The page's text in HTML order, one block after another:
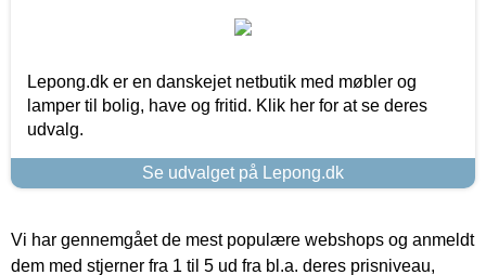
Lepong.dk er en danskejet netbutik med møbler og
lamper til bolig, have og fritid. Klik her for at se deres
udvalg.
Se udvalget på Lepong.dk
Vi har gennemgået de mest populære webshops og anmeldt
dem med stjerner fra 1 til 5 ud fra bl.a. deres prisniveau,